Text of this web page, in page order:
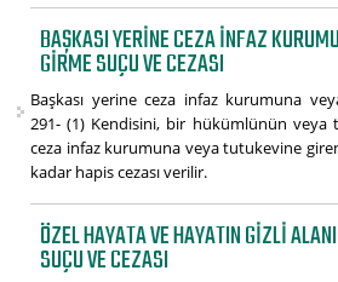
BAŞKASI YERINE CEZA INFAZ
GIRME SUÇU VE CEZASI
Başkası yerine ceza infaz kurumuna
291- (1) Kendisini, bir hükümlünün
ceza infaz kurumuna veya tutukevine
kadar hapis cezası verilir.
ÖZEL HAYATA VE HAYATIN GIZLI
SUÇU VE CEZASI